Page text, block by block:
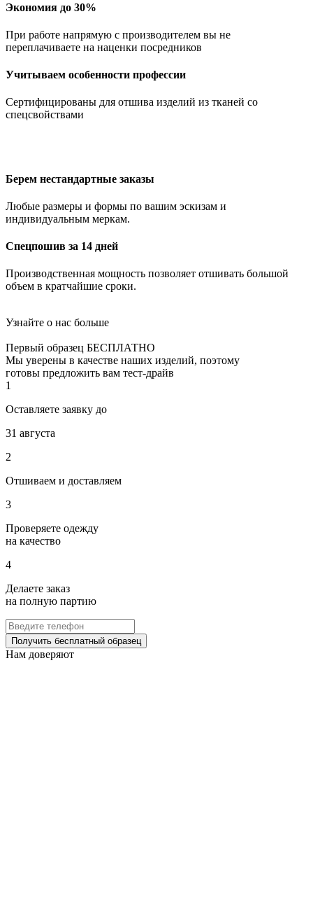
Экономия до 30%
При работе напрямую с производителем вы не
переплачиваете на наценки посредников
Учитываем особенности профессии
Сертифицированы для отшива изделий из тканей со
спецсвойствами
Берем нестандартные заказы
Любые размеры и формы по вашим эскизам и
индивидуальным меркам.
Спецпошив за 14 дней
Производственная мощность позволяет отшивать большой
объем в кратчайшие сроки.
Узнайте о нас больше
Первый образец БЕСПЛАТНО
Мы уверены в качестве наших изделий, поэтому
готовы предложить вам тест-драйв
1
Оставляете заявку до
31 августа
2
Отшиваем и доставляем
3
Проверяете одежду
на качество
4
Делаете заказ
на полную партию
Получить бесплатный образец
Нам доверяют